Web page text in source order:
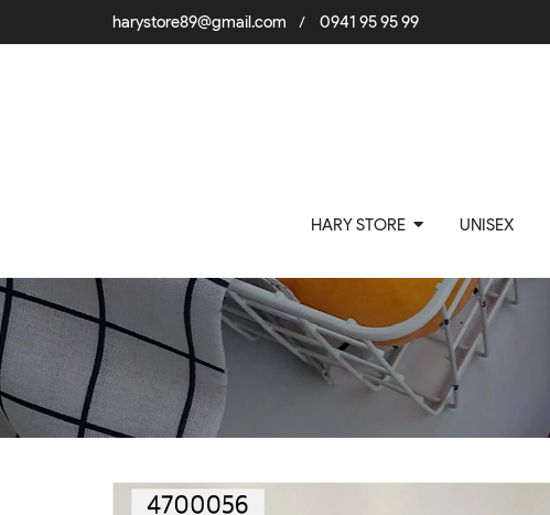
harystore89@gmail.com / 0941 95 95 99
HARY STORE UNISEX